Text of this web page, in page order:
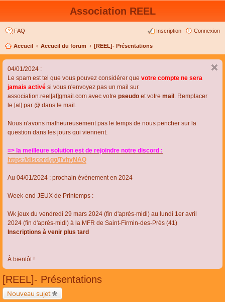
Association REEL
FAQ Connexion
Inscription
Accueil Accueil du forum [REEL]- Présentations
04/01/2024 :
Le spam est tel que vous pouvez considérer que votre compte ne sera
jamais activé si vous n'envoyez pas un mail sur
association.reel[at]gmail.com avec votre pseudo et votre mail . Remplacer
le [at] par @ dans le mail.
Nous n'avons malheureusement pas le temps de nous pencher sur la
question dans les jours qui viennent.
=> la meilleure solution est de rejoindre notre discord :
https://discord.gg/TvhyNAQ
Au 04/01/2024 : prochain évènement en 2024
Week-end JEUX de Printemps :
Wk jeux du vendredi 29 mars 2024 (fin d'après-midi) au lundi 1er avril
2024 (fin d'après-midi) à la MFR de Saint-Firmin-des-Près (41)
Inscriptions à venir plus tard
À bientôt !
[REEL]- Présentations
Nouveau sujet